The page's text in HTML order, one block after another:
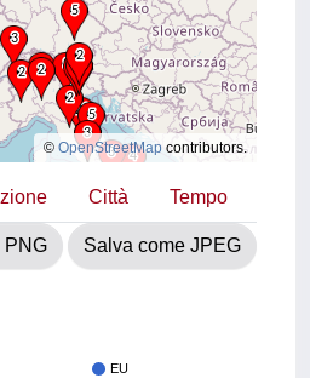
© OpenStreetMap contributors.
Città Tempo
PNG Salva come JPEG
EU